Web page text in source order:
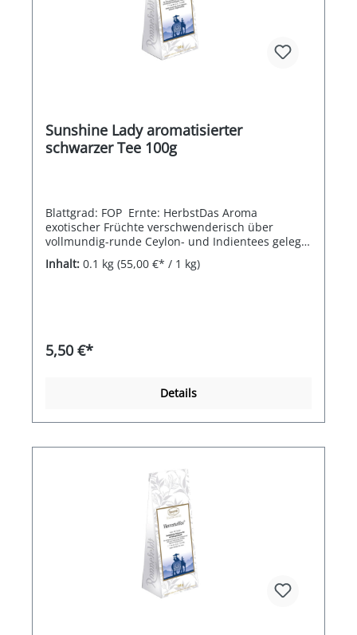
Sunshine Lady aromatisierter
schwarzer Tee 100g
Blattgrad: FOP Ernte: HerbstDas Aroma
exotischer Früchte verschwenderisch über
vollmundig-runde Ceylon- und Indientees gelegt
- einfach traumhaft.
Inhalt: 0.1 kg (55,00 €* / 1 kg)
5,50 €*
Details